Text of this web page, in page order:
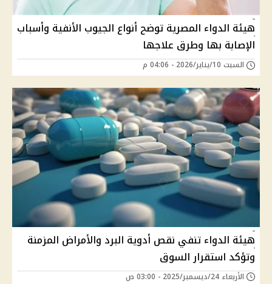
هيئة الدواء المصرية توضح أنواع الجيوب الأنفية وأسباب
الإصابة بها وطرق علاجها
السبت 10/يناير/2026 - 04:06 م
هيئة الدواء تنفي نقص أدوية البرد والأمراض المزمنة
وتؤكد استقرار السوق
الأربعاء 24/ديسمبر/2025 - 03:00 ص